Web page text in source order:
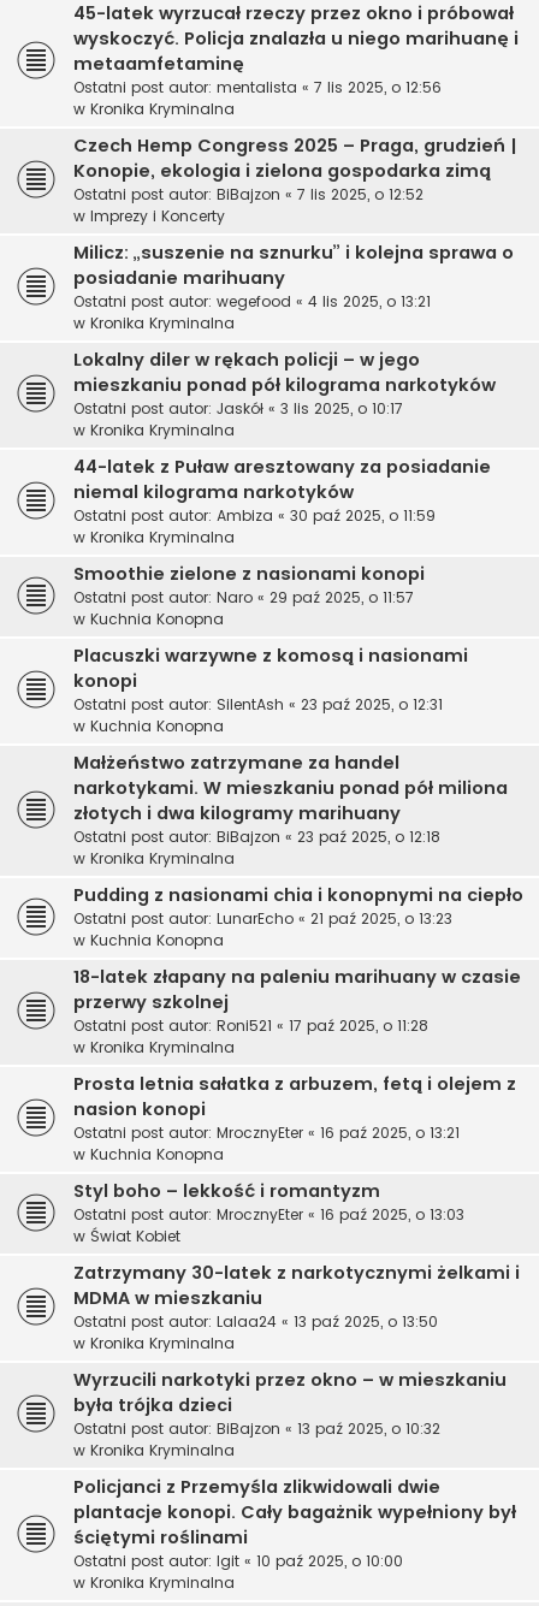
45-latek wyrzucał rzeczy przez okno i próbował
wyskoczyć. Policja znalazła u niego marihuanę i
metaamfetaminę
Ostatni post autor: mentalista « 7 lis 2025, o 12:56
w Kronika Kryminalna
Czech Hemp Congress 2025 – Praga, grudzień |
Konopie, ekologia i zielona gospodarka zimą
Ostatni post autor: BiBajzon « 7 lis 2025, o 12:52
w Imprezy i Koncerty
Milicz: „suszenie na sznurku” i kolejna sprawa o
posiadanie marihuany
Ostatni post autor: wegefood « 4 lis 2025, o 13:21
w Kronika Kryminalna
Lokalny diler w rękach policji – w jego
mieszkaniu ponad pół kilograma narkotyków
Ostatni post autor: Jaskół « 3 lis 2025, o 10:17
w Kronika Kryminalna
44-latek z Puław aresztowany za posiadanie
niemal kilograma narkotyków
Ostatni post autor: Ambiza « 30 paź 2025, o 11:59
w Kronika Kryminalna
Smoothie zielone z nasionami konopi
Ostatni post autor: Naro « 29 paź 2025, o 11:57
w Kuchnia Konopna
Placuszki warzywne z komosą i nasionami
konopi
Ostatni post autor: SilentAsh « 23 paź 2025, o 12:31
w Kuchnia Konopna
Małżeństwo zatrzymane za handel
narkotykami. W mieszkaniu ponad pół miliona
złotych i dwa kilogramy marihuany
Ostatni post autor: BiBajzon « 23 paź 2025, o 12:18
w Kronika Kryminalna
Pudding z nasionami chia i konopnymi na ciepło
Ostatni post autor: LunarEcho « 21 paź 2025, o 13:23
w Kuchnia Konopna
18-latek złapany na paleniu marihuany w czasie
przerwy szkolnej
Ostatni post autor: Roni521 « 17 paź 2025, o 11:28
w Kronika Kryminalna
Prosta letnia sałatka z arbuzem, fetą i olejem z
nasion konopi
Ostatni post autor: MrocznyEter « 16 paź 2025, o 13:21
w Kuchnia Konopna
Styl boho – lekkość i romantyzm
Ostatni post autor: MrocznyEter « 16 paź 2025, o 13:03
w Świat Kobiet
Zatrzymany 30-latek z narkotycznymi żelkami i
MDMA w mieszkaniu
Ostatni post autor: Lalaa24 « 13 paź 2025, o 13:50
w Kronika Kryminalna
Wyrzucili narkotyki przez okno – w mieszkaniu
była trójka dzieci
Ostatni post autor: BiBajzon « 13 paź 2025, o 10:32
w Kronika Kryminalna
Policjanci z Przemyśla zlikwidowali dwie
plantacje konopi. Cały bagażnik wypełniony był
ściętymi roślinami
Ostatni post autor: Igit « 10 paź 2025, o 10:00
w Kronika Kryminalna